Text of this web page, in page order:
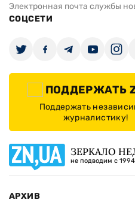
Электронная почта службы
СОЦСЕТИ
ПОДДЕРЖАТЬ
Поддержать
журналистику!
ЗЕРКАЛО
не подводим с
АРХИВ